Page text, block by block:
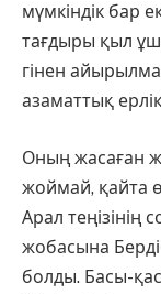
мүмкіндік бар
тағдыры қыл
гінен
азаматтық
Оның жасаған
жоймай, қайта
Арал теңізінің
жобасына
болды. Ба­сы-